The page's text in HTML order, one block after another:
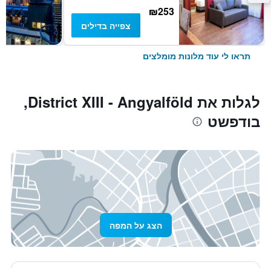
₪253
צפייה בדילים
תראו לי עוד מלונות מומלצים
לגלות את District XIII - Angyalföld,
בודפשט
הצג על המפה